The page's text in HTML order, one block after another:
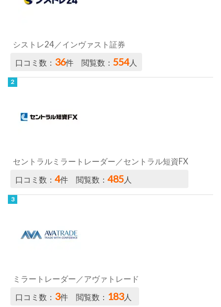
シストレ24／インヴァスト証券
口コミ数： 36件 閲覧数：554人
セントラルミラートレーダー／セントラル短資FX
口コミ数：4件 閲覧数：485人
ミラートレーダー／アヴァトレード
口コミ数： 3件 閲覧数： 183人